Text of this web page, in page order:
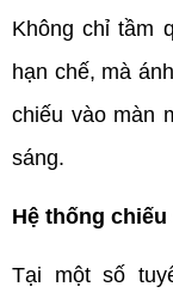
Không chỉ tầm
hạn chế, mà
chiếu vào màn
sáng.
Hệ thống
Tại một số